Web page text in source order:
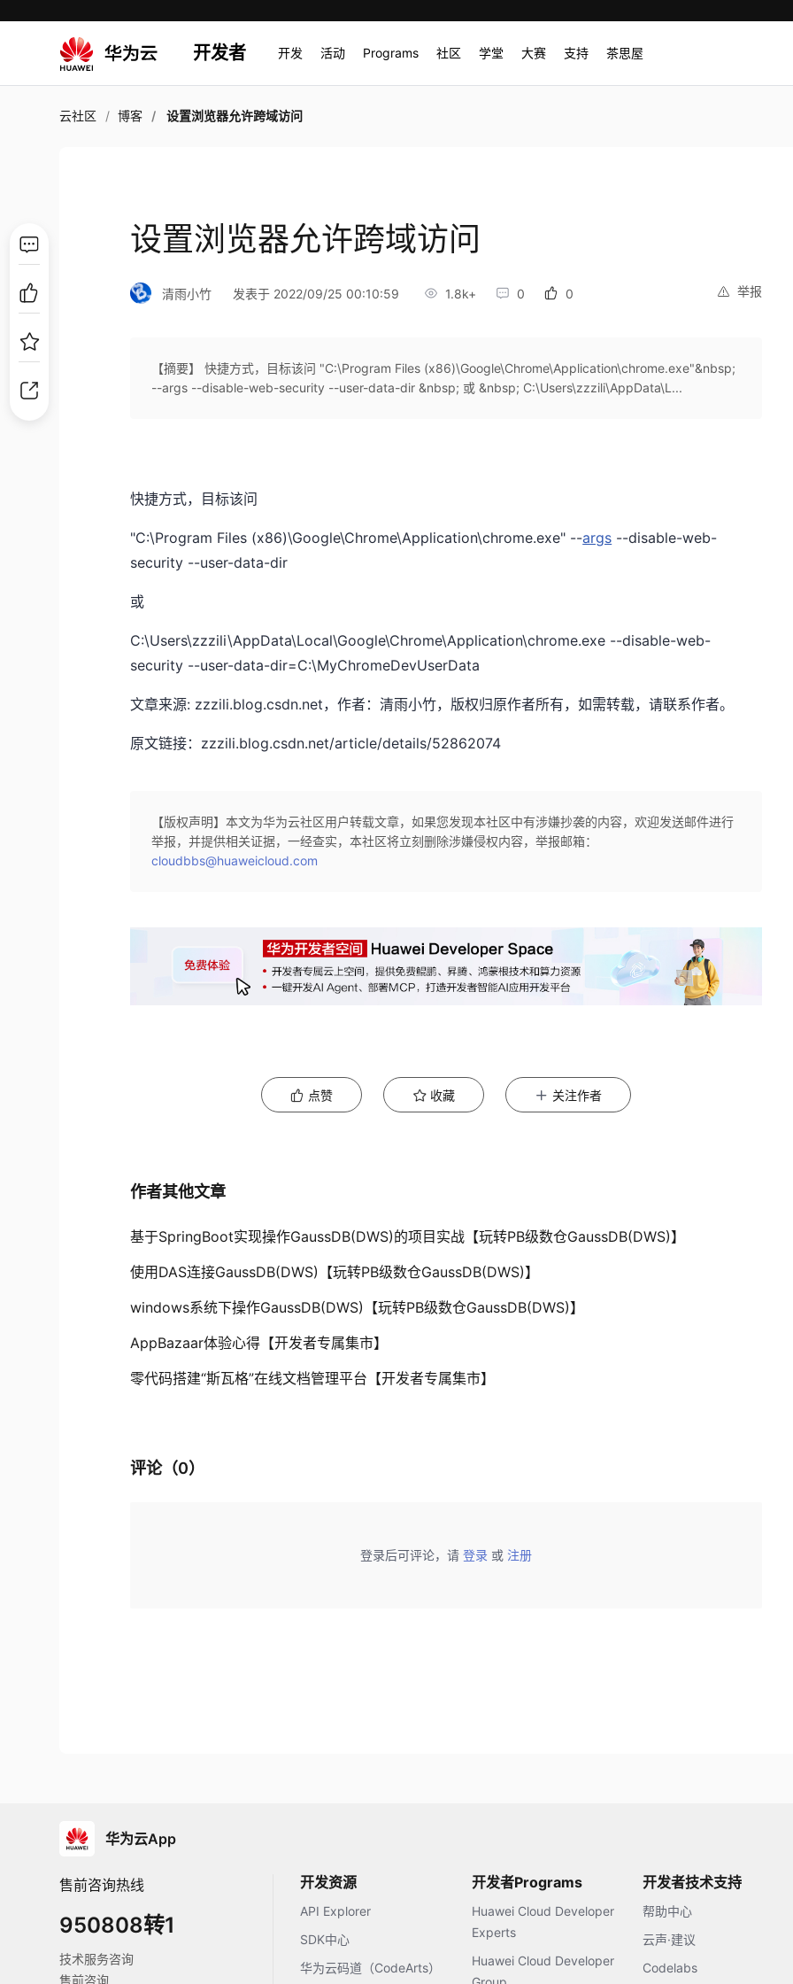
开发者 开发 活动 Programs 社区 学堂 大赛 支持 茶思屋
云社区 博客 设置浏览器允许跨域访问
设置浏览器允许跨域访问
举报
清雨小竹 发表于 2022/09/25 00:10:59 1.8k+ 0 0
【摘要】 快捷方式，目标该问 "C:\Program Files (x86)\Google\Chrome\Application\chrome.exe"&nbsp;
--args --disable-web-security --user-data-dir &nbsp; 或 &nbsp; C:\Users\zzzili\AppData\L...
快捷方式，目标该问
"C:\Program Files (x86)\Google\Chrome\Application\chrome.exe" --args --disable-web-
security --user-data-dir
或
C:\Users\zzzili\AppData\Local\Google\Chrome\Application\chrome.exe --disable-web-
security --user-data-dir=C:\MyChromeDevUserData
文章来源: zzzili.blog.csdn.net，作者：清雨小竹，版权归原作者所有，如需转载，请联系作者。
原文链接：zzzili.blog.csdn.net/article/details/52862074
【版权声明】本文为华为云社区用户转载文章，如果您发现本社区中有涉嫌抄袭的内容，欢迎发送邮件进行
举报，并提供相关证据，一经查实，本社区将立刻删除涉嫌侵权内容，举报邮箱：
cloudbbs@huaweicloud.com
点赞 收藏 关注作者
作者其他文章
基于SpringBoot实现操作GaussDB(DWS)的项目实战【玩转PB级数仓GaussDB(DWS)】
使用DAS连接GaussDB(DWS)【玩转PB级数仓GaussDB(DWS)】
windows系统下操作GaussDB(DWS)【玩转PB级数仓GaussDB(DWS)】
AppBazaar体验心得【开发者专属集市】
零代码搭建“斯瓦格”在线文档管理平台【开发者专属集市】
评论（0）
登录后可评论，请 登录 或 注册
华为云App
售前咨询热线
950808转1
技术服务咨询
售前咨询
开发资源
API Explorer
SDK中心
华为云码道（CodeArts）
开发者Programs
Huawei Cloud Developer
Experts
Huawei Cloud Developer
开发者技术支持
帮助中心
云声·建议
Codelabs